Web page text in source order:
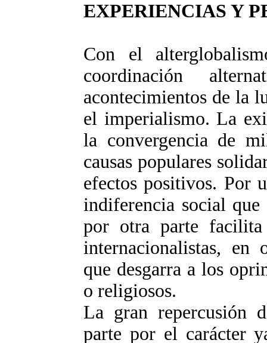
EXPERIENCIAS Y
Con el
coordinación
acontecimientos de la
el imperialismo. La
la convergencia de
causas populares
efectos positivos. Por
indiferencia social
por otra parte
internacionalistas, en
que desgarra a los
o religiosos.
La gran repercusión
parte por el carácter